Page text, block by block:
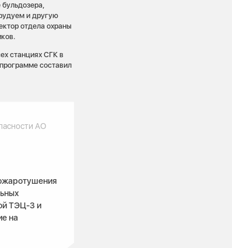
и другую
отдела охраны
станциях СГК в
составил
АО
ТЭЦ-3 и
на